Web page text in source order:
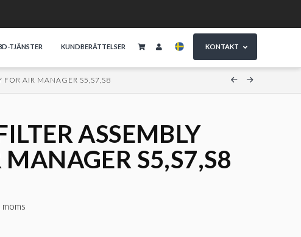
TJÄNSTER KUNDBERÄTTELSER KONTAKT
FOR AIR MANAGER S5,S7,S8
ASSEMBLY
MANAGER S5,S7,S8
moms